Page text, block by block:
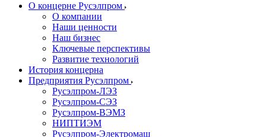
О концерне Русэлпром
О компании
Наши ценности
Наш бизнес
Ключевые перспективы
Развитие технологий
История концерна
Предприятия Русэлпром
Русэлпром-ЛЭЗ
Русэлпром-СЭЗ
Русэлпром-ВЭМЗ
НИПТИЭМ
Русэлпром-Электромаш